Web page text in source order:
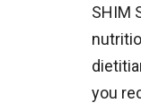
SHIM
you